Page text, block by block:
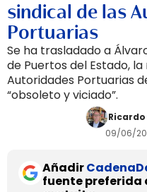
sindical de las
Portuarias
Se ha trasladado a
de Puertos del Estado,
Autoridades Portuarias
“obsoleto y viciado”.
09/06/
Añadir
fuente preferida